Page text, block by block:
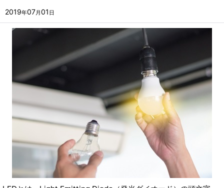
2019年07月01 日